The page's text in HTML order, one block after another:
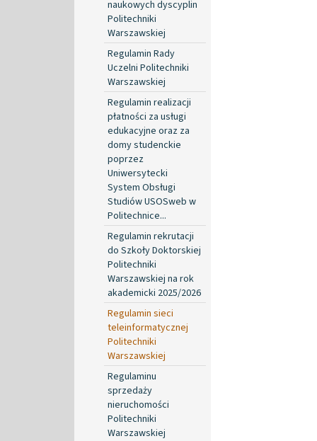
naukowych dyscyplin
Politechniki
Warszawskiej
Regulamin Rady
Uczelni Politechniki
Warszawskiej
Regulamin realizacji
płatności za usługi
edukacyjne oraz za
domy studenckie
poprzez
Uniwersytecki
System Obsługi
Studiów USOSweb w
Politechnice...
Regulamin rekrutacji
do Szkoły Doktorskiej
Politechniki
Warszawskiej na rok
akademicki 2025/2026
Regulamin sieci
teleinformatycznej
Politechniki
Warszawskiej
Regulaminu
sprzedaży
nieruchomości
Politechniki
Warszawskiej